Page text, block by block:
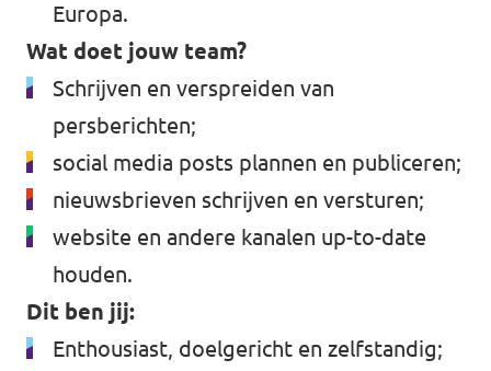
Europa.
Wat doet jouw team?
Schrijven en verspreiden van
persberichten;
social media posts plannen en publiceren;
nieuwsbrieven schrijven en versturen;
website en andere kanalen up-to-date
houden.
Dit ben jij:
Enthousiast, doelgericht en zelfstandig;